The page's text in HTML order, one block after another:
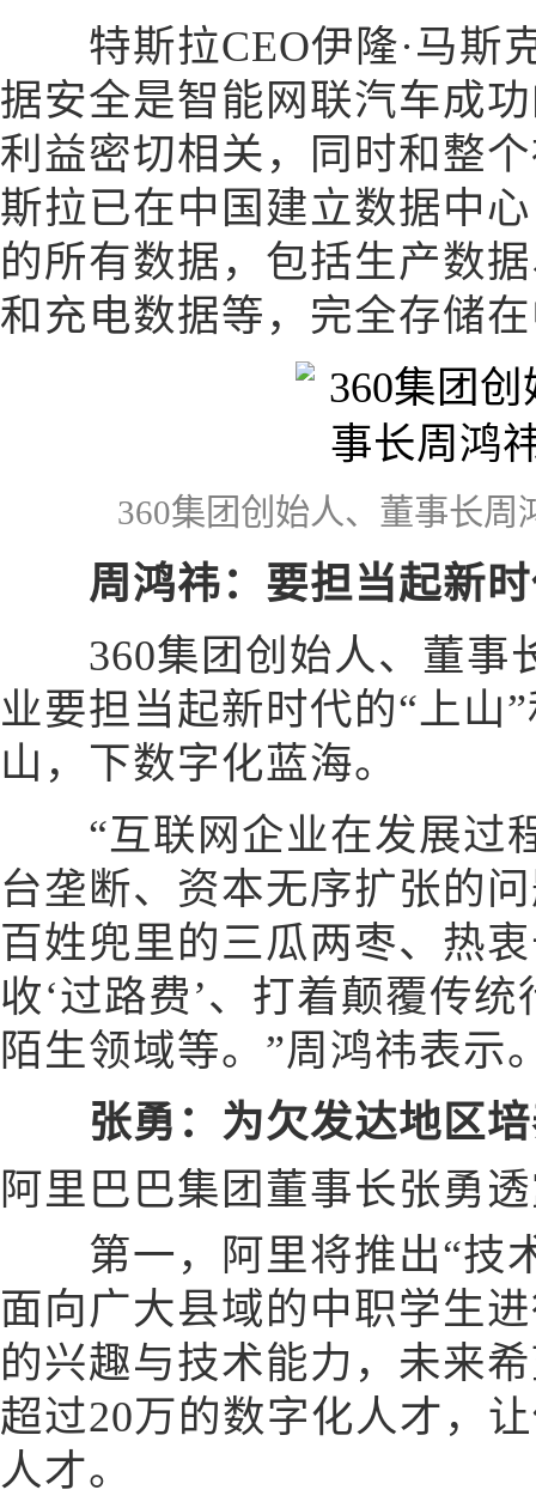
特斯拉CEO伊隆·马斯
据安全是智能网联汽车成
利益密切相关，同时和整
斯拉已在中国建立数据中
的所有数据，包括生产数
和充电数据等，完全存储
360集团创始人、董事长周
周鸿祎：要担当起新
360集团创始人、董事
业要担当起新时代的“上山
山，下数字化蓝海。
“互联网企业在发展过
台垄断、资本无序扩张的
百姓兜里的三瓜两枣、热
收‘过路费’、打着颠覆传
陌生领域等。”周鸿祎表示
张勇：为欠发达地区
阿里巴巴集团董事长张勇
第一，阿里将推出“技
面向广大县域的中职学生
的兴趣与技术能力，未来
超过20万的数字化人才，
人才。